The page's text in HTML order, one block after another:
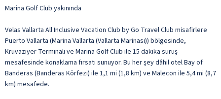
Marina Golf Club yakınında
Velas Vallarta All Inclusive Vacation Club by Go Travel Club misafirlere
Puerto Vallarta (Marina Vallarta (Vallarta Marinası)) bölgesinde,
Kruvaziyer Terminali ve Marina Golf Club ile 15 dakika sürüş
mesafesinde konaklama fırsatı sunuyor. Bu her şey dâhil otel Bay of
Banderas (Banderas Körfezi) ile 1,1 mi (1,8 km) ve Malecon ile 5,4 mi (8,7
km) mesafede.